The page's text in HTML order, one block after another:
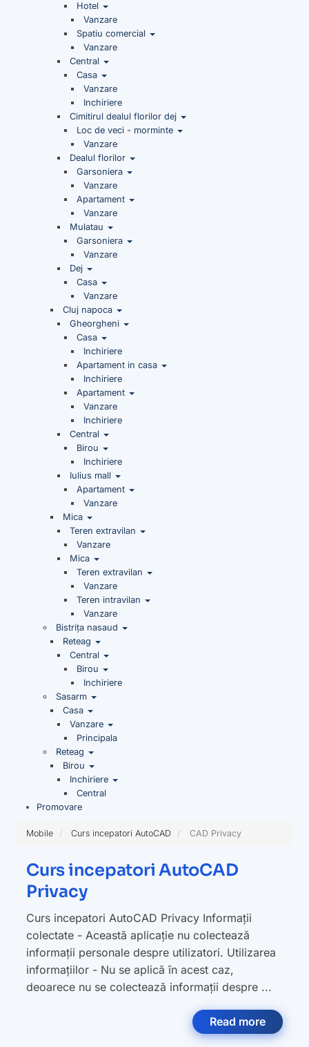
Hotel
Vanzare
Spatiu comercial
Vanzare
Central
Casa
Vanzare
Inchiriere
Cimitirul dealul florilor dej
Loc de veci - morminte
Vanzare
Dealul florilor
Garsoniera
Vanzare
Apartament
Vanzare
Mulatau
Garsoniera
Vanzare
Dej
Casa
Vanzare
Cluj napoca
Gheorgheni
Casa
Inchiriere
Apartament in casa
Inchiriere
Apartament
Vanzare
Inchiriere
Central
Birou
Inchiriere
Iulius mall
Apartament
Vanzare
Mica
Teren extravilan
Vanzare
Mica
Teren extravilan
Vanzare
Teren intravilan
Vanzare
Bistrița nasaud
Reteag
Central
Birou
Inchiriere
Sasarm
Casa
Vanzare
Principala
Reteag
Birou
Inchiriere
Central
Promovare
Mobile Curs incepatori AutoCAD CAD Privacy
Curs incepatori AutoCAD
Privacy
Curs incepatori AutoCAD Privacy Informații
colectate - Această aplicație nu colectează
informații personale despre utilizatori. Utilizarea
informațiilor - Nu se aplică în acest caz,
deoarece nu se colectează informații despre ...
Read more